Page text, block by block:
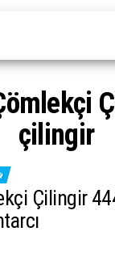
çilingir
Çilingir